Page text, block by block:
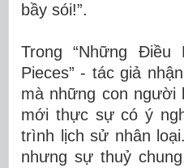
bầy sói!”.
Trong “Những Điều
Pieces” - tác giả
mà những con người
mới thực sự có ý
trình lịch sử nhân
nhưng sự thuỷ